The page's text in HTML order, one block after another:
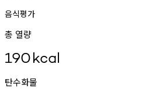
음식평가
총 열량
190kcal
탄수화물